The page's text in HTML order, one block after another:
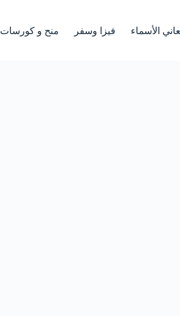
الأسماء فيزا وسفر منح و كورسات